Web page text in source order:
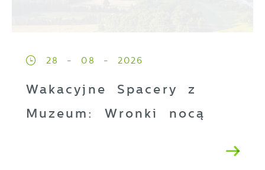
28 - 08 - 2026
Wakacyjne Spacery z
Muzeum: Wronki nocą